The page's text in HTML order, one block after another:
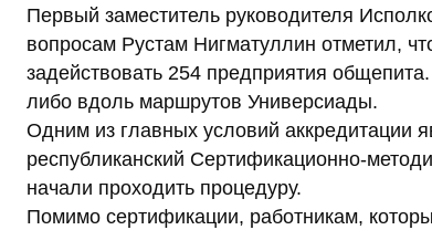
Первый заместитель руководителя
вопросам Рустам Нигматуллин отметил,
задействовать 254 предприятия
либо вдоль маршрутов Универсиады.
Одним из главных условий аккредитации
республиканский Сертификационно-
начали проходить процедуру.
Помимо сертификации, работникам,